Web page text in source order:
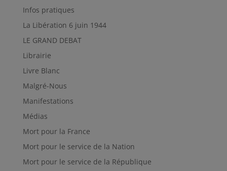
Infos pratiques
La Libération 6 juin 1944
LE GRAND DEBAT
Librairie
Livre Blanc
Malgré-Nous
Manifestations
Médias
Mort pour la France
Mort pour le service de la Nation
Mort pour le service de la République